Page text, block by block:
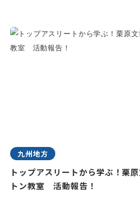
九州地方
トップアスリートから学ぶ！栗
トン教室 活動報告！